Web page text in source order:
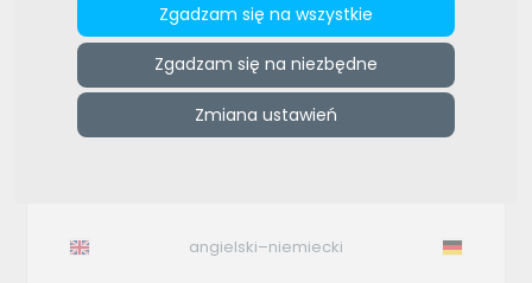
Zgadzam się na wszystkie
Zgadzam się na niezbędne
Zmiana ustawień
ZAMÓW REKLAMĘ W TYM MIEJSCU
e-tlumacze.net>Uebersetzerin
angielski–niemiecki